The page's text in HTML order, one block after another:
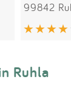
99842
Ruhla